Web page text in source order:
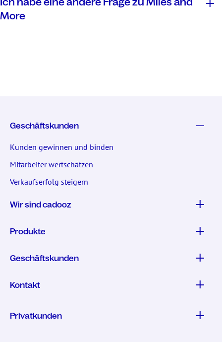
More
Geschäftskunden
Kunden gewinnen und binden
Mitarbeiter wertschätzen
Verkaufserfolg steigern
Wir sind cadooz
Produkte
Geschäftskunden
Kontakt
Privatkunden